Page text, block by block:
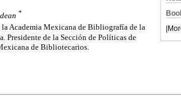
*
Academia Mexicana de Bibliografía de la
Presidente de la Sección de Políticas de
de Bibliotecarios.